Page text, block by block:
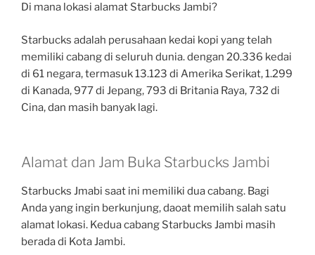
Di mana lokasi alamat Starbucks Jambi?
Starbucks adalah perusahaan kedai kopi yang telah
memiliki cabang di seluruh dunia. dengan 20.336 kedai
di 61 negara, termasuk 13.123 di Amerika Serikat, 1.299
di Kanada, 977 di Jepang, 793 di Britania Raya, 732 di
Cina, dan masih banyak lagi.
Alamat dan Jam Buka Starbucks Jambi
Starbucks Jmabi saat ini memiliki dua cabang. Bagi
Anda yang ingin berkunjung, daoat memilih salah satu
alamat lokasi. Kedua cabang Starbucks Jambi masih
berada di Kota Jambi.